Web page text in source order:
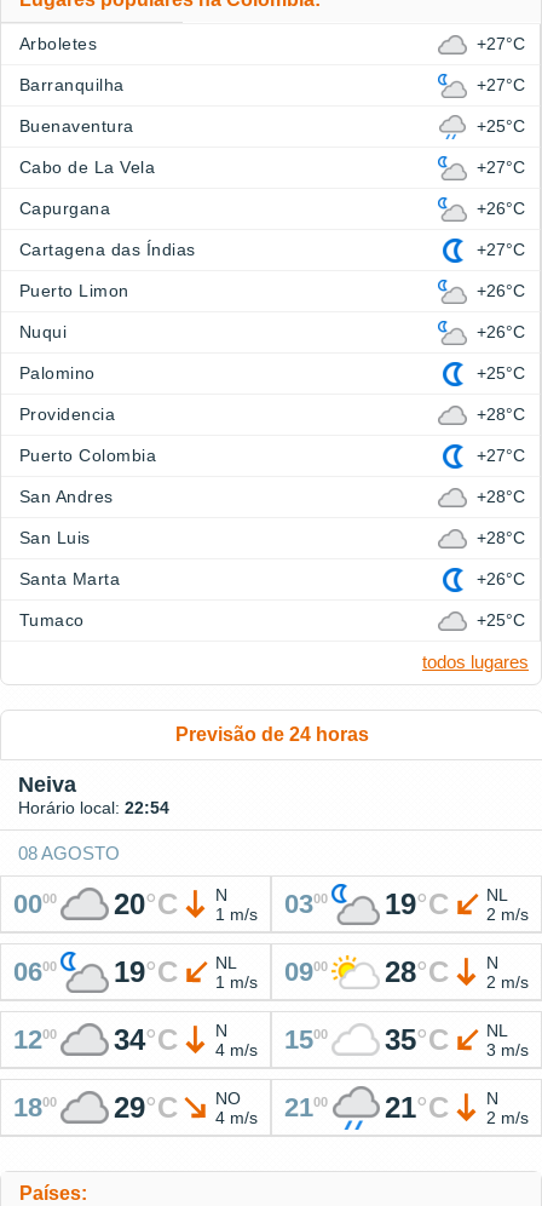
Arboletes +27°C
Barranquilha +27°C
Buenaventura +25°C
Cabo de La Vela +27°C
Capurgana +26°C
Cartagena das Índias +27°C
Puerto Limon +26°C
Nuqui +26°C
Palomino +25°C
Providencia +28°C
Puerto Colombia +27°C
San Andres +28°C
San Luis +28°C
Santa Marta +26°C
Tumaco +25°C
todos lugares
Previsão de 24 horas
Neiva
Horário local: 22:54
08 AGOSTO
0000 20°C
N
1 m/s
0300 19°C
NL
2 m/s
0600 19°C
NL
1 m/s
0900 28°C
N
2 m/s
1200 34°C
N
4 m/s
1500 35°C
NL
3 m/s
1800 29°C
NO
4 m/s
2100 21°C
N
2 m/s
Países: